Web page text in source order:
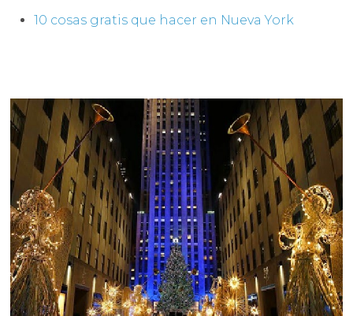
10 cosas gratis que hacer en Nueva York